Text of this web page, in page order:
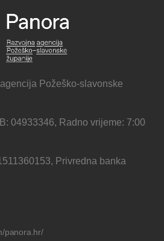
Požeško-slavonske
04933346, Radno vrijeme: 7:00
Privredna banka
panora.hr/